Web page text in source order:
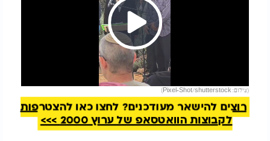
Play
Video
(צילום: Pixel-Shot/shutterstock)
להמשך קריאה
רוצים להישאר מעודכנים? לחצו כאן להצטרפות
לקבוצות הוואטסאפ של ערוץ 2000 >>>